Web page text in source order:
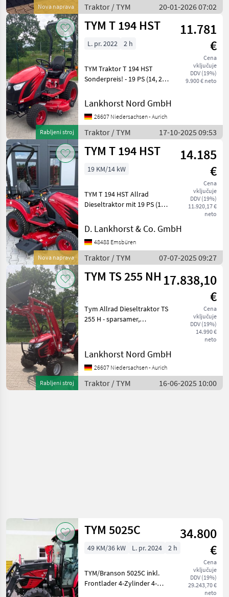
Nova naprava Traktor / TYM 20-01-2026 07:02
Rabljeni stroj
TYM T 194 HST
11.781
€
Cena
vključuje
DDV (19%)
9.900 € neto
L. pr. 2022 2 h
TYM Traktor T 194 HST
Sonderpreis! - 19 PS (14, 2
Motor, wassergekühlt -
Hydrostatgetriebe 2-stufig -
Servolenkung mit
Gleichlaufzylinder - Mi
Lankhorst Nord GmbH
26607 Niedersachsen - Aurich
Traktor / TYM 17-10-2025 09:53
Nova naprava
TYM T 194 HST
14.185
€
Cena
vključuje
DDV (19%)
11.920,17 €
neto
19 KM/14 kW
TYM T 194 HST Allrad
Dieseltraktor mit 19 PS (14,
Motor, wassergekühlt -
Hydrostatgetriebe 2-stufig -
Servolenkung mit
Gleichlaufzylinder
D. Lankhorst & Co. GmbH
48488 Emsbüren
Traktor / TYM 07-07-2025 09:27
Rabljeni stroj
TYM TS 255 NH 17.838,10
€
Cena
vključuje
DDV (19%)
14.990 €
neto
Tym Allrad Dieseltraktor TS
255 H - sparsamer,
Zylinder Yanmar Motor mit
1.116 cmü Hubraum -
25PS/18, 4kW - 2 Stufen HST
Getriebe ink
Lankhorst Nord GmbH
26607 Niedersachsen - Aurich
Traktor / TYM 16-06-2025 10:00
TYM 5025C
34.800
€
Cena
vključuje
DDV (19%)
29.243,70 €
neto
49 KM/36 kW L. pr. 2024 2 h
TYM/Branson 5025C inkl.
Frontlader 4-Zylinder 4-